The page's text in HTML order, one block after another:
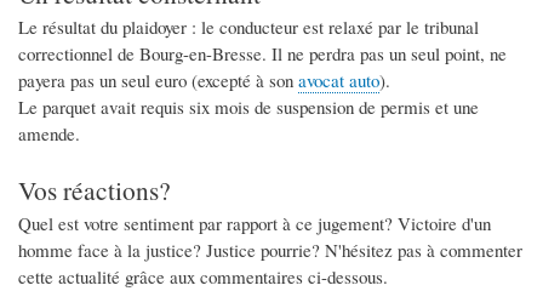
Le résultat du plaidoyer : le conducteur est relaxé par le tribunal
correctionnel de Bourg-en-Bresse. Il ne perdra pas un seul point, ne
payera pas un seul euro (excepté à son avocat auto).
Le parquet avait requis six mois de suspension de permis et une
amende.
Vos réactions?
Quel est votre sentiment par rapport à ce jugement? Victoire d'un
homme face à la justice? Justice pourrie? N'hésitez pas à commenter
cette actualité grâce aux commentaires ci-dessous.